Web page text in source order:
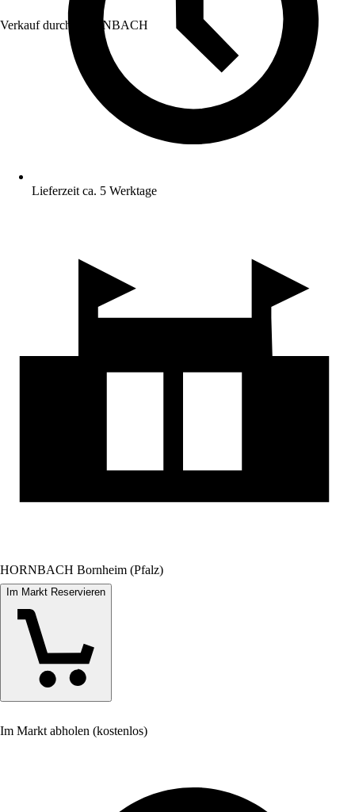
Verkauf durch: HORNBACH
Lieferzeit ca. 5 Werktage
HORNBACH Bornheim (Pfalz)
Im Markt Reservieren
Im Markt abholen (kostenlos)